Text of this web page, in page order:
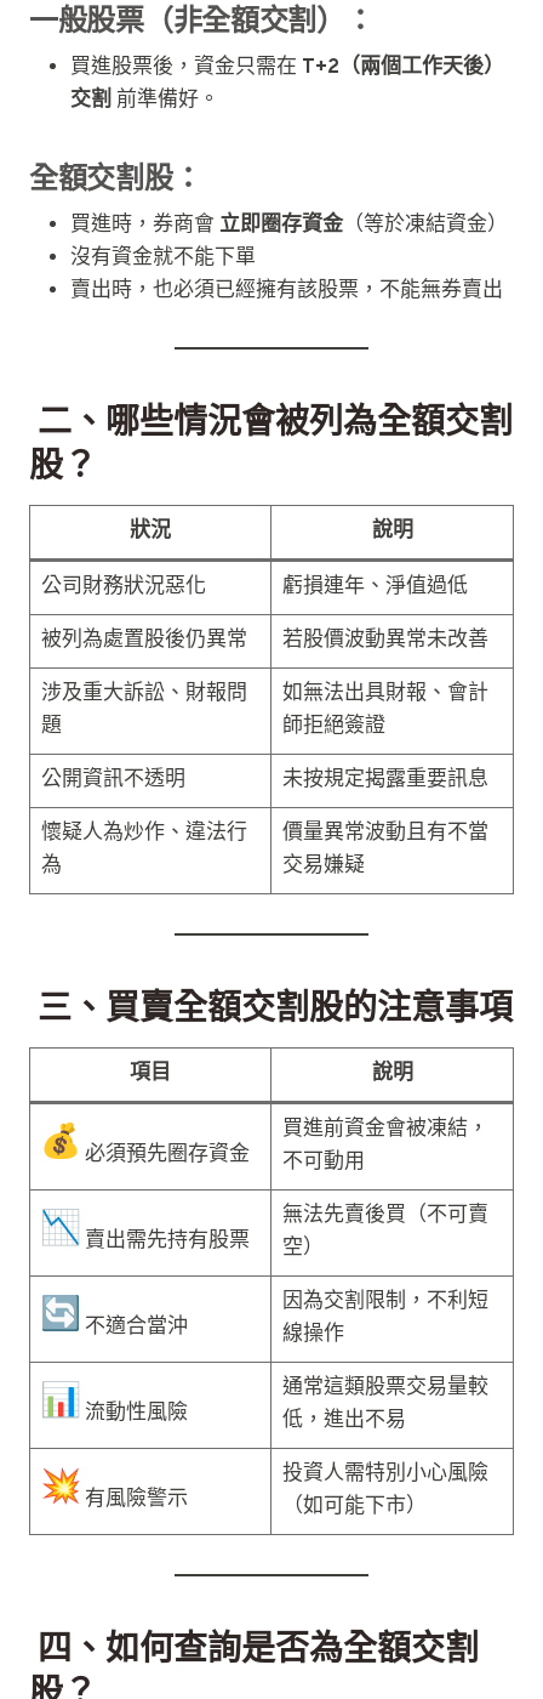
一般股票（非全額交割）：
買進股票後，資金只需在 T+2（兩個工作天後）
交割 前準備好。
全額交割股：
買進時，券商會 立即圈存資金（等於凍結資金）
沒有資金就不能下單
賣出時，也必須已經擁有該股票，不能無券賣出
二、哪些情況會被列為全額交割
股？
狀況 說明
公司財務狀況惡化
虧損連年、淨值過低
被列為處置股後仍異常
若股價波動異常未改善
涉及重大訴訟、財報問
題
如無法出具財報、會計
師拒絕簽證
公開資訊不透明
未按規定揭露重要訊息
懷疑人為炒作、違法行
為
價量異常波動且有不當
交易嫌疑
三、買賣全額交割股的注意事項
項目 說明
必須預先圈存資金
買進前資金會被凍結，
不可動用
賣出需先持有股票
無法先賣後買（不可賣
空）
不適合當沖
因為交割限制，不利短
線操作
流動性風險
通常這類股票交易量較
低，進出不易
有風險警示
投資人需特別小心風險
（如可能下市）
四、如何查詢是否為全額交割